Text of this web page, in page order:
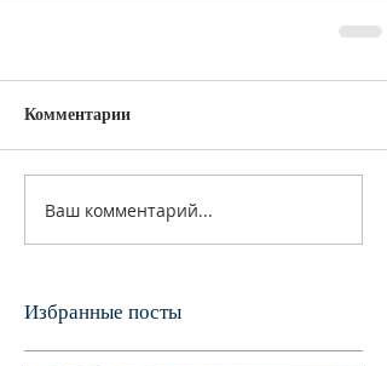
Комментарии
Ваш комментарий...
Избранные посты